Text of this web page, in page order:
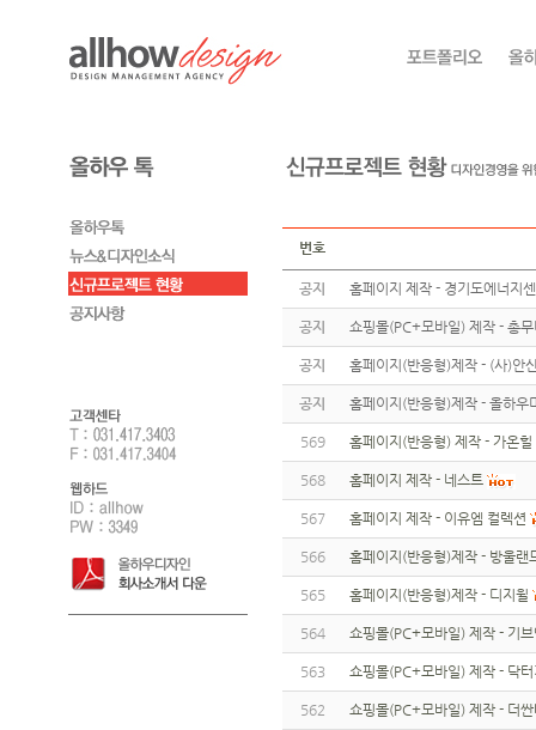
번호
공지 홈페이지 제작 - 경기도에너지
공지 쇼핑몰(PC+모바일) 제작 - 총
공지 홈페이지(반응형)제작 - (사)안
공지 홈페이지(반응형)제작 - 올하우
569 홈페이지(반응형) 제작 - 가온힐
568 홈페이지 제작 - 네스트
567 홈페이지 제작 - 이유엠 컬렉션
566 홈페이지(반응형)제작 - 방울랜
565 홈페이지(반응형)제작 - 디지윌
564 쇼핑몰(PC+모바일) 제작 - 기
563 쇼핑몰(PC+모바일) 제작 - 닥
562 쇼핑몰(PC+모바일) 제작 - 더